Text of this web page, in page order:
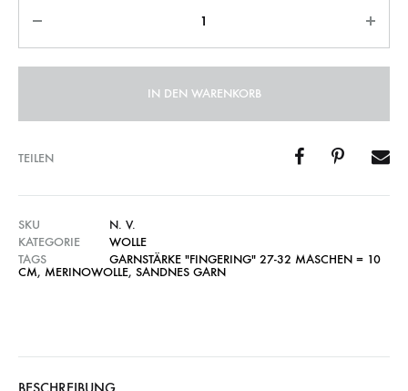
IN DEN WARENKORB
TEILEN
SKU
N. V.
KATEGORIE
WOLLE
TAGS
GARNSTÄRKE "FINGERING" 27-32 MASCHEN = 10
CM, MERINOWOLLE, SANDNES GARN